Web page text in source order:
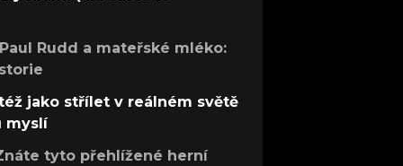
Rudd a mateřské mléko:
jako střílet v reálném světě
myslí
tyto přehlížené herní